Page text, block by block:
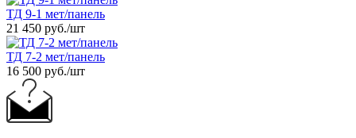
ТД 9-1 мет/панель
21 450 руб./шт
ТД 7-2 мет/панель
16 500 руб./шт